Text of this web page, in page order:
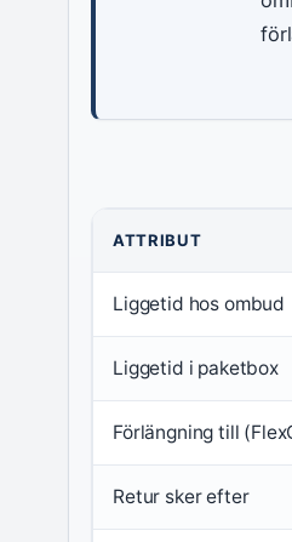
ATTRIBUT
Liggetid hos ombud
Liggetid i paketbox
Förlängning till
Retur sker efter